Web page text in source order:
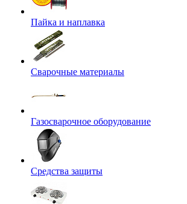
Пайка и наплавка
Сварочные материалы
Газосварочное оборудование
Средства защиты